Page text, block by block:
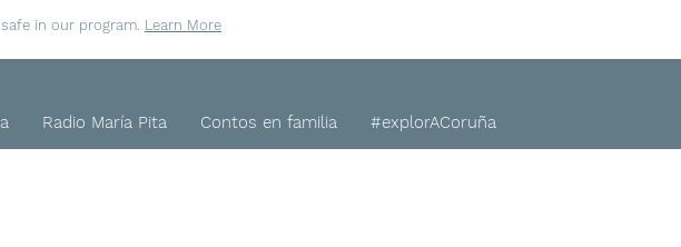
in our program. Learn More
Radio María Pita Contos en familia #explorACoruña